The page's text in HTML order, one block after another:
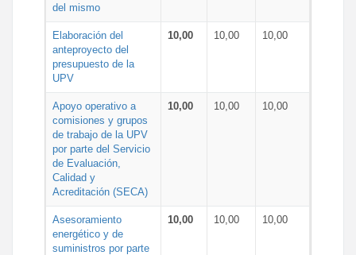
del mismo
Elaboración del
anteproyecto del
presupuesto de la
UPV
10,00 10,00 10,00
Apoyo operativo a
comisiones y grupos
de trabajo de la UPV
por parte del Servicio
de Evaluación,
Calidad y
Acreditación (SECA)
10,00 10,00 10,00
Asesoramiento
energético y de
suministros por parte
10,00 10,00 10,00